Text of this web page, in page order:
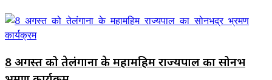
8 अगस्त को तेलंगाना के महामहिम राज्यपाल का सोनभद्र